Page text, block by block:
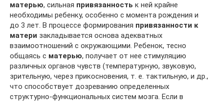
матерью, сильная привязанность к ней крайне
необходимы ребенку, особенно с момента рождения и
до 3 лет. В процессе формирования привязанности к
матери закладывается основа адекватных
взаимоотношений с окружающими. Ребенок, тесно
общаясь с матерью, получает от нее стимуляцию
различных органов чувств (температурную, звуковую,
зрительную, через прикосновения, т. е. тактильную, и др.,
что способствует дозреванию определенных
структурно-функциональных систем мозга. Если в